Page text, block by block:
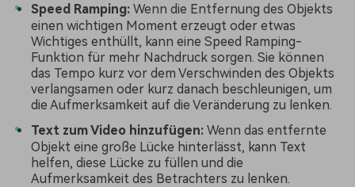
Speed Ramping: Wenn die Entfernung des Objekts
einen wichtigen Moment erzeugt oder etwas
Wichtiges enthüllt, kann eine Speed Ramping-
Funktion für mehr Nachdruck sorgen. Sie können
das Tempo kurz vor dem Verschwinden des Objekts
verlangsamen oder kurz danach beschleunigen, um
die Aufmerksamkeit auf die Veränderung zu lenken.
Text zum Video hinzufügen: Wenn das entfernte
Objekt eine große Lücke hinterlässt, kann Text
helfen, diese Lücke zu füllen und die
Aufmerksamkeit des Betrachters zu lenken.